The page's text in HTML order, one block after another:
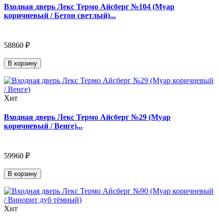
Входная дверь Лекс Термо Айсберг №104 (Муар
коричневый / Бетон светлый)...
58860 ₽
В корзину
Хит
Входная дверь Лекс Термо Айсберг №29 (Муар
коричневый / Венге)...
59960 ₽
В корзину
Хит